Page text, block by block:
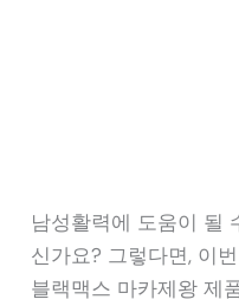
남성활력에 도움이 될
신가요? 그렇다면, 이
블랙맥스 마카제왕 제